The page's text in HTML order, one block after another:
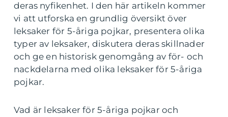
deras nyfikenhet. I den här artikeln kommer
vi att utforska en grundlig översikt över
leksaker för 5-åriga pojkar, presentera olika
typer av leksaker, diskutera deras skillnader
och ge en historisk genomgång av för- och
nackdelarna med olika leksaker för 5-åriga
pojkar.
Vad är leksaker för 5-åriga pojkar och